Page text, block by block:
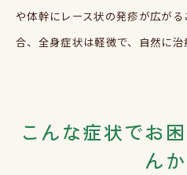
や体幹にレース状の発疹が広が
合、全身症状は軽微で、自然に治
こんな症状でお
ん